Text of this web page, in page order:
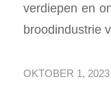
verdiepen en
broodindustrie
OKTOBER 1, 2023